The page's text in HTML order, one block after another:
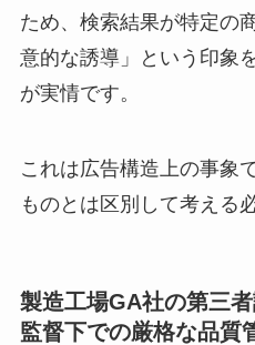
ため、検索結果が特定の
意的な誘導」という印象
が実情です。
これは広告構造上の事象
ものとは区別して考える
製造工場GA社の第三
監督下での厳格な品質